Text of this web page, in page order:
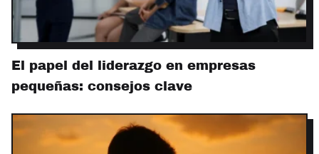
El papel del liderazgo en empresas
pequeñas: consejos clave